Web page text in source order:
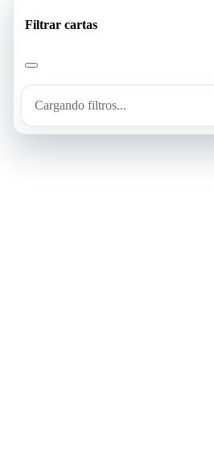
Filtrar cartas
Cargando filtros...